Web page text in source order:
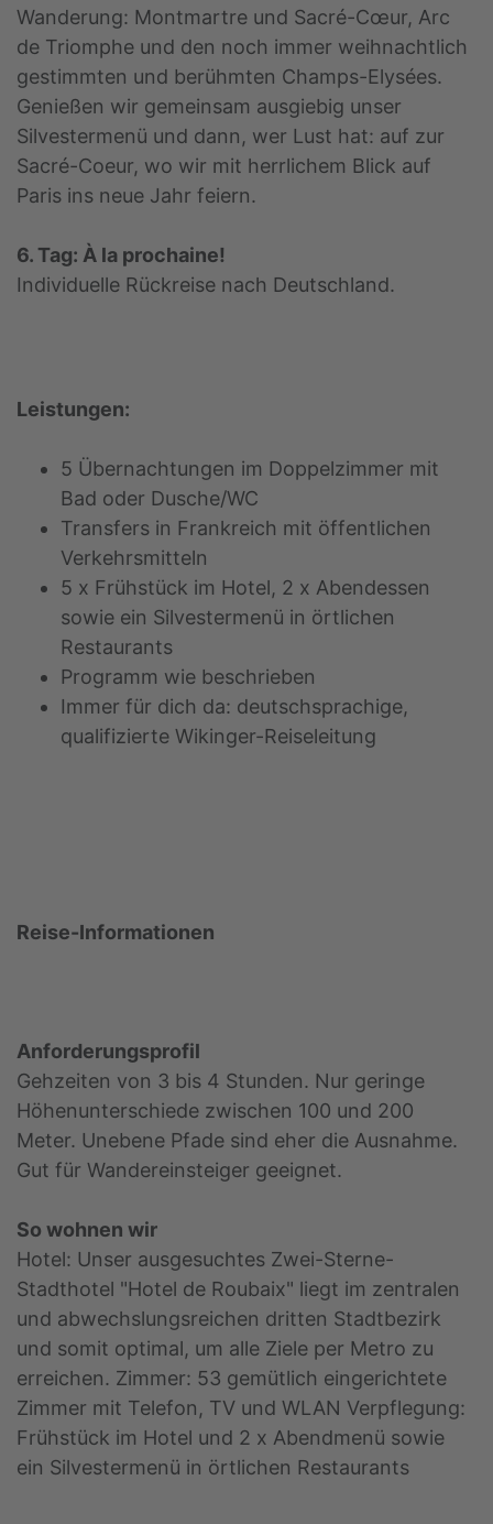
Wanderung: Montmartre und Sacré-Cœur, Arc
de Triomphe und den noch immer weihnachtlich
gestimmten und berühmten Champs-Elysées.
Genießen wir gemeinsam ausgiebig unser
Silvestermenü und dann, wer Lust hat: auf zur
Sacré-Coeur, wo wir mit herrlichem Blick auf
Paris ins neue Jahr feiern.
6. Tag: À la prochaine!
Individuelle Rückreise nach Deutschland.
Leistungen:
5 Übernachtungen im Doppelzimmer mit
Bad oder Dusche/WC
Transfers in Frankreich mit öffentlichen
Verkehrsmitteln
5 x Frühstück im Hotel, 2 x Abendessen
sowie ein Silvestermenü in örtlichen
Restaurants
Programm wie beschrieben
Immer für dich da: deutschsprachige,
qualifizierte Wikinger-Reiseleitung
Reise-Informationen
Anforderungsprofil
Gehzeiten von 3 bis 4 Stunden. Nur geringe
Höhenunterschiede zwischen 100 und 200
Meter. Unebene Pfade sind eher die Ausnahme.
Gut für Wandereinsteiger geeignet.
So wohnen wir
Hotel: Unser ausgesuchtes Zwei-Sterne-
Stadthotel "Hotel de Roubaix" liegt im zentralen
und abwechslungsreichen dritten Stadtbezirk
und somit optimal, um alle Ziele per Metro zu
erreichen. Zimmer: 53 gemütlich eingerichtete
Zimmer mit Telefon, TV und WLAN Verpflegung:
Frühstück im Hotel und 2 x Abendmenü sowie
ein Silvestermenü in örtlichen Restaurants